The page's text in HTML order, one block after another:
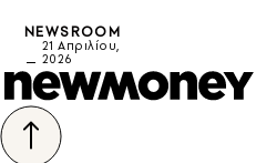
NEWSROOM
21 Απριλίου,
2026